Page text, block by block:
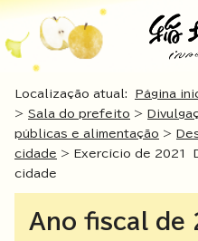
Localização atual: Página
> Sala do prefeito >
públicas e alimentação >
cidade > Exercício de 2021
cidade
Ano fiscal de